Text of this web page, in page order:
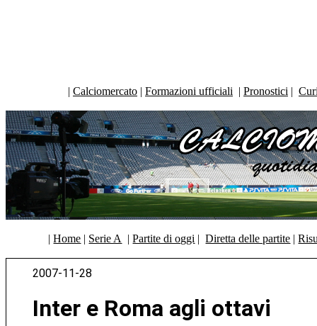
| Calciomercato | Formazioni ufficiali | Pronostici |
|Home | Serie A |Partite di oggi |Diretta delle partite |
2007-11-28
Inter e Roma agli ottavi